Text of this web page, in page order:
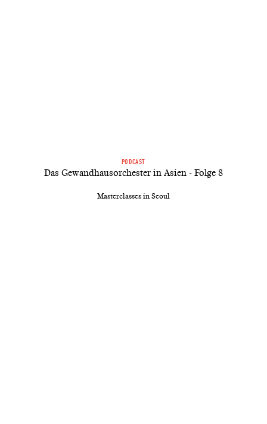
PODCAST
Das Gewandhausorchester in Asien - Folge 8
Masterclasses in Seoul